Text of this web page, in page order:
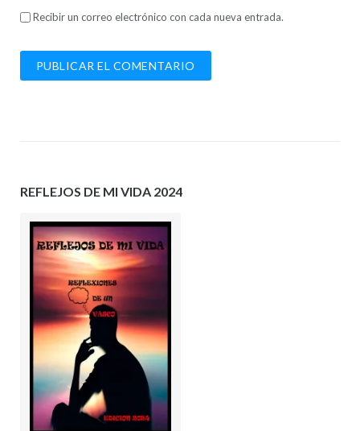
Recibir un correo electrónico con cada nueva entrada.
REFLEJOS DE MI VIDA 2024